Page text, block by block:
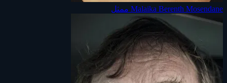
Malaika Berenth Mosendane ممثل